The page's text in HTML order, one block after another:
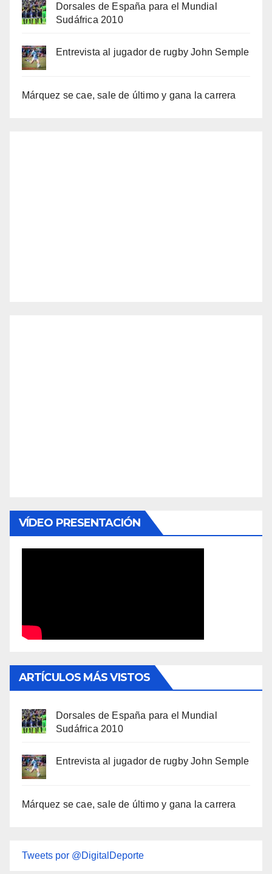
Dorsales de España para el Mundial
Sudáfrica 2010
Entrevista al jugador de rugby John Semple
Márquez se cae, sale de último y gana la carrera
VÍDEO PRESENTACIÓN
ARTÍCULOS MÁS VISTOS
Dorsales de España para el Mundial
Sudáfrica 2010
Entrevista al jugador de rugby John Semple
Márquez se cae, sale de último y gana la carrera
Tweets por @DigitalDeporte